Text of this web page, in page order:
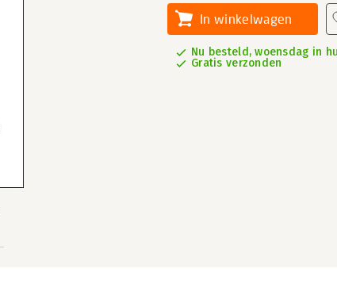
In winkelwagen
Nu besteld, woensdag in
Gratis verzonden